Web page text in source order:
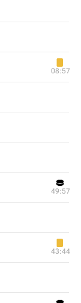
08:57
49:57
43:44